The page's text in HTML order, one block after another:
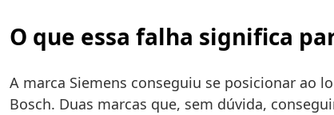
O que essa falha significa
A marca Siemens conseguiu se posicionar ao
Bosch. Duas marcas que, sem dúvida,